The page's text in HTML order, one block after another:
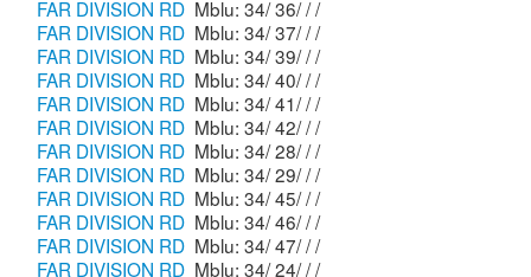
FAR DIVISION RD
Mblu: 34/ 36/ / /
FAR DIVISION RD
Mblu: 34/ 37/ / /
FAR DIVISION RD
Mblu: 34/ 39/ / /
FAR DIVISION RD
Mblu: 34/ 40/ / /
FAR DIVISION RD
Mblu: 34/ 41/ / /
FAR DIVISION RD
Mblu: 34/ 42/ / /
FAR DIVISION RD
Mblu: 34/ 28/ / /
FAR DIVISION RD
Mblu: 34/ 29/ / /
FAR DIVISION RD
Mblu: 34/ 45/ / /
FAR DIVISION RD
Mblu: 34/ 46/ / /
FAR DIVISION RD
Mblu: 34/ 47/ / /
FAR DIVISION RD
Mblu: 34/ 24/ / /